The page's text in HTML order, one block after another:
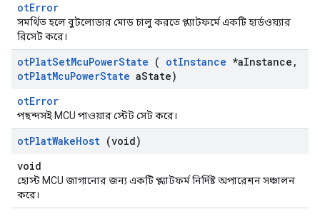
otError
সমর্থিত হলে বুটলোডার মোড চালু করতে প্ল্যাটফর্মে একটি হার্ডওয়্যার
রিসেট করে।
otPlatSetMcuPowerState ( otInstance *aInstance ,
otPlatMcuPowerState aState)
otError
পছন্দসই MCU পাওয়ার স্টেট সেট করে।
otPlatWakeHost (void)
void
হোস্ট MCU জাগানোর জন্য একটি প্ল্যাটফর্ম নির্দিষ্ট অপারেশন সঞ্চালন
করে।